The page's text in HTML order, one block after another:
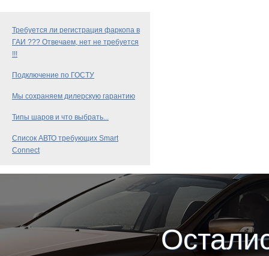
Требуется ли регистрация фаркопа в
ГАИ ??? Отвечаем, нет не требуется
!!!
Подключение по ГОСТУ
Мы сохраняем дилерскую гарантию
Типы шаров и что выбрать...
Список АВТО требующих Smart
Connect